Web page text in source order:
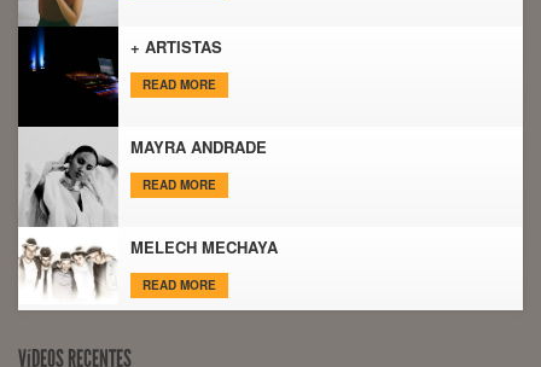
+ ARTISTAS
READ MORE
MAYRA ANDRADE
READ MORE
MELECH MECHAYA
READ MORE
VíDEOS RECENTES